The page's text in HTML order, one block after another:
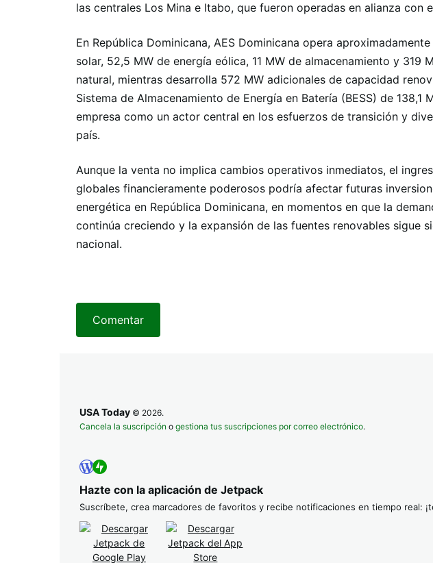
las centrales Los Mina e Itabo, que fueron operadas en alianza con
En República Dominicana, AES Dominicana opera
solar, 52,5 MW de energía eólica, 11 MW de almacenamiento y 319
natural, mientras desarrolla 572 MW adicionales de capacidad
Sistema de Almacenamiento de Energía en Batería (BESS) de 138,1
empresa como un actor central en los esfuerzos de transición y
país.
Aunque la venta no implica cambios operativos inmediatos, el
globales financieramente poderosos podría afectar futuras
energética en República Dominicana, en momentos en que la
continúa creciendo y la expansión de las fuentes renovables sigue
nacional.
Comentar
USA Today © 2026.
Cancela la suscripción o gestiona tus suscripciones por correo electrónico.
Hazte con la aplicación de Jetpack
Suscríbete, crea marcadores de favoritos y recibe notificaciones en tiempo real: